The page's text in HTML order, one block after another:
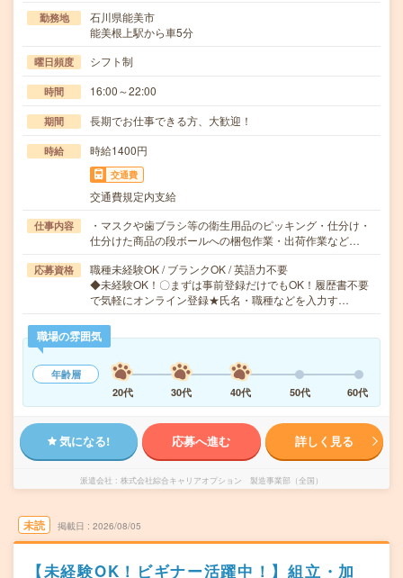
勤務地
石川県能美市
能美根上駅から車5分
曜日頻度 シフト制
時間 16:00～22:00
期間 長期でお仕事できる方、大歓迎！
時給 時給1400円
交通費
交通費規定内支給
仕事内容
・マスクや歯ブラシ等の衛生用品のピッキング・仕分け・
仕分けた商品の段ボールへの梱包作業・出荷作業など…
応募資格
職種未経験OK / ブランクOK / 英語力不要
◆未経験OK！〇まずは事前登録だけでもOK！履歴書不要
で気軽にオンライン登録★氏名・職種などを入力す…
職場の雰囲気
年齢層
20代
30代 40代 50代 60代
気になる! 応募へ進む 詳しく見る
派遣会社 株式会社綜合キャリアオプション 製造事業部（全国）
未読 掲載日 2026/08/05
【未経験OK！ビギナー活躍中！】組立・加